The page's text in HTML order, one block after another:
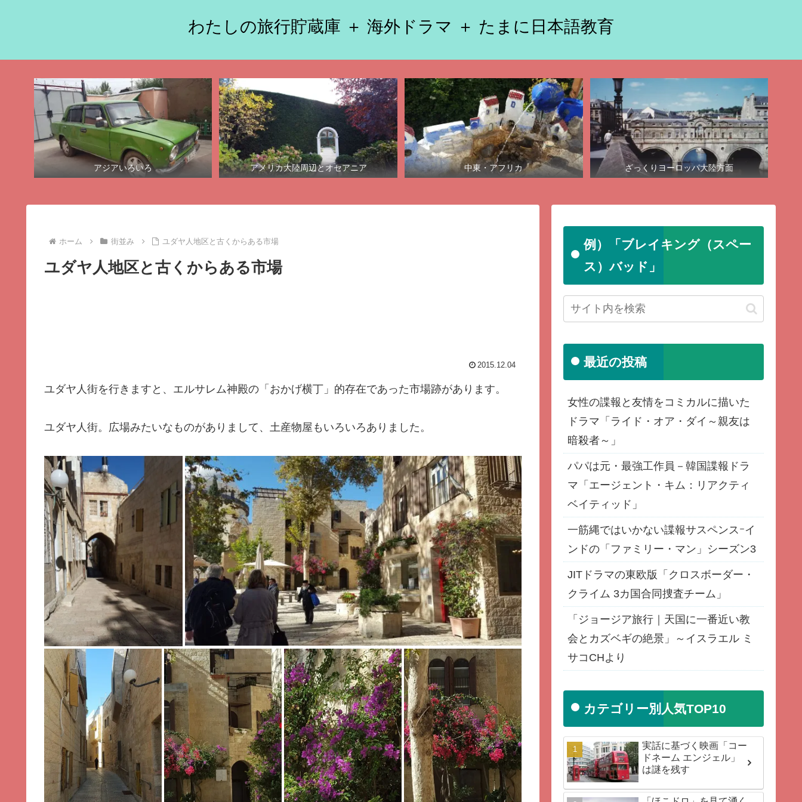
わたしの旅行貯蔵庫 ＋ 海外ドラマ ＋ たまに日本語教育
アジアいろいろ アメリカ大陸周辺とオセアニア 中東・アフリカ ざっくりヨーロッパ大陸方面
ホーム 街並み ユダヤ人地区と古くからある市場
ユダヤ人地区と古くからある市場
2015.12.04
ユダヤ人街を行きますと、エルサレム神殿の「おかげ横丁」的存在であった市場跡があります。
ユダヤ人街。広場みたいなものがありまして、土産物屋もいろいろありました。
例）「ブレイキング（スペー
ス）バッド」
最近の投稿
女性の諜報と友情をコミカルに描いた
ドラマ「ライド・オア・ダイ～親友は
暗殺者～」
パパは元・最強工作員－韓国諜報ドラ
マ「エージェント・キム：リアクティ
ベイティッド」
一筋縄ではいかない諜報サスペンスｰイ
ンドの「ファミリー・マン」シーズン3
JITドラマの東欧版「クロスボーダー・
クライム 3カ国合同捜査チーム」
「ジョージア旅行｜天国に一番近い教
会とカズベギの絶景」～イスラエル ミ
サコCHより
カテゴリー別人気TOP10
実話に基づく映画「コー
ドネーム エンジェル」
は謎を残す